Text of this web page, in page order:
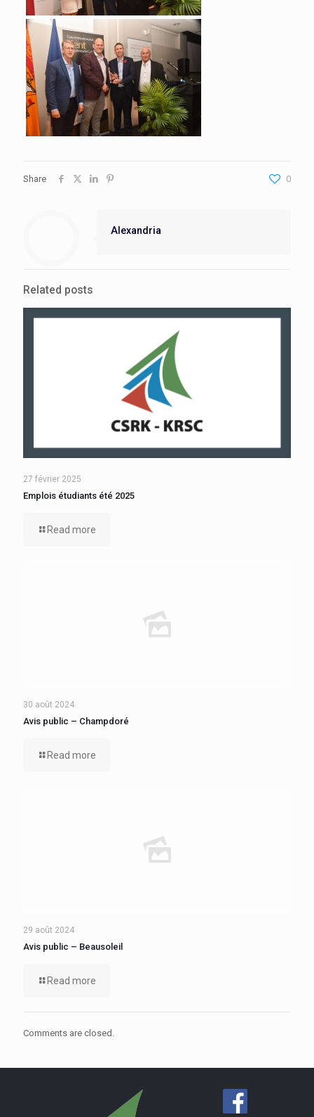
Share 0
Alexandria
Related posts
27 février 2025
Emplois étudiants été 2025
Read more
30 août 2024
Avis public – Champdoré
Read more
29 août 2024
Avis public – Beausoleil
Read more
Comments are closed.